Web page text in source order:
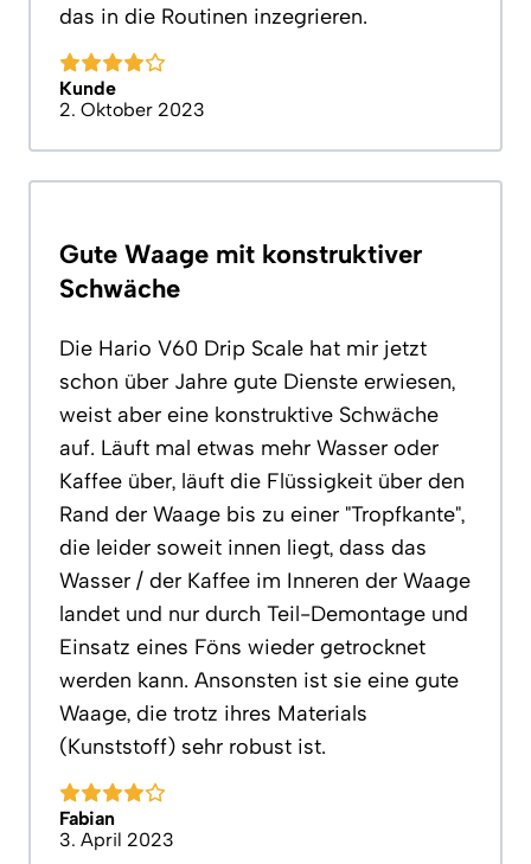
das in die Routinen inzegrieren.
Kunde
2. Oktober 2023
Gute Waage mit konstruktiver
Schwäche
Die Hario V60 Drip Scale hat mir jetzt
schon über Jahre gute Dienste erwiesen,
weist aber eine konstruktive Schwäche
auf. Läuft mal etwas mehr Wasser oder
Kaffee über, läuft die Flüssigkeit über den
Rand der Waage bis zu einer "Tropfkante",
die leider soweit innen liegt, dass das
Wasser / der Kaffee im Inneren der Waage
landet und nur durch Teil-Demontage und
Einsatz eines Föns wieder getrocknet
werden kann. Ansonsten ist sie eine gute
Waage, die trotz ihres Materials
(Kunststoff) sehr robust ist.
Fabian
3. April 2023